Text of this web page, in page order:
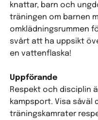
knattar, barn och
träningen om barnen
omklädningsrummen
svårt att ha uppsikt
en vattenflaska!
Uppförande
Respekt och disciplin
kampsport. Visa såväl
träningskamrater